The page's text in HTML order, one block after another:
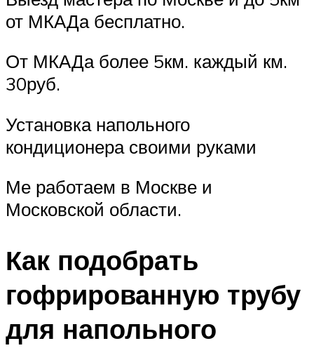
от МКАДа бесплатно.
От МКАДа более 5км. каждый км.
30руб.
Установка напольного
кондиционера своими руками
Ме работаем в Москве и
Московской области.
Как подобрать
гофрированную трубу
для напольного